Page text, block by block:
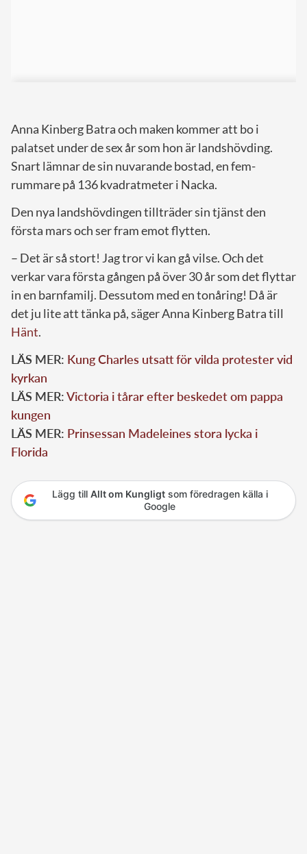
Anna Kinberg Batra och maken kommer att bo i
palatset under de sex år som hon är landshövding.
Snart lämnar de sin nuvarande bostad, en fem-
rummare på 136 kvadratmeter i Nacka.
Den nya landshövdingen tillträder sin tjänst den
första mars och ser fram emot flytten.
– Det är så stort! Jag tror vi kan gå vilse. Och det
verkar vara första gången på över 30 år som det flyttar
in en barnfamilj. Dessutom med en tonåring! Då är
det ju lite att tänka på, säger Anna Kinberg Batra till
Hänt.
LÄS MER: Kung Charles utsatt för vilda protester vid
kyrkan
LÄS MER:Victoria i tårar efter beskedet om pappa
kungen
LÄS MER: Prinsessan Madeleines stora lycka i
Florida
Lägg till Allt om Kungligtsom föredragen källa i
Google